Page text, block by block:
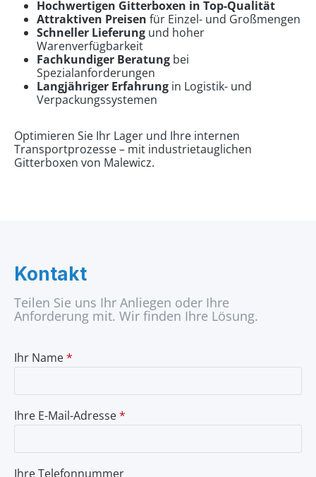
Hochwertigen Gitterboxen in Top-Qualität
Attraktiven Preisen für Einzel- und Großmengen
Schneller Lieferung und hoher
Warenverfügbarkeit
Fachkundiger Beratung bei
Spezialanforderungen
Langjähriger Erfahrung in Logistik- und
Verpackungssystemen
Optimieren Sie Ihr Lager und Ihre internen
Transportprozesse – mit industrietauglichen
Gitterboxen von Malewicz.
Kontakt
Teilen Sie uns Ihr Anliegen oder Ihre
Anforderung mit. Wir finden Ihre Lösung.
Ihr Name*
Ihre E-Mail-Adresse*
Ihre Telefonnummer